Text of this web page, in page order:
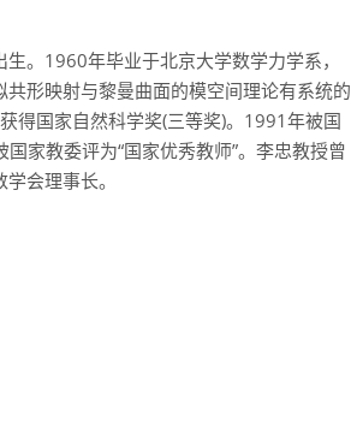
。1960年毕业于北京大学数学力学系，
形映射与黎曼曲面的模空间理论有系统的
得国家自然科学奖(三等奖)。1991年被国
家教委评为“国家优秀教师”。李忠教授曾
会理事长。